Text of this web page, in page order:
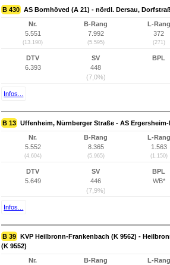
B 430 AS Bornhöved (A 21) - nördl. Dersau,
Nr.
5.551
(13.190)
B-Rang
7.992
(5.595)
L-Rang
372
(271)
DTV
6.393
SV
448
(7,0%)
BPL
Infos...
B 13 Uffenheim, Nürnberger Straße - AS Ergersheim-
Nr.
5.552
(4.604)
B-Rang
8.365
(5.965)
L-Rang
1.563
(1.150)
DTV
5.649
SV
446
(7,9%)
BPL
WB*
Infos...
B 39 KVP Heilbronn-Frankenbach (K 9562) -
(K 9552)
Nr.
B-Rang
L-Rang